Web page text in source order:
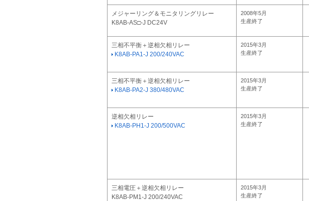
メジャーリング＆モニタリングリレー
K8AB-AS□-J DC24V
2008年5月
生産終了
三相不平衡＋逆相欠相リレー
K8AB-PA1-J 200/240VAC
2015年3月
生産終了
三相不平衡＋逆相欠相リレー
K8AB-PA2-J 380/480VAC
2015年3月
生産終了
逆相欠相リレー
K8AB-PH1-J 200/500VAC
2015年3月
生産終了
三相電圧＋逆相欠相リレー
K8AB-PM1-J 200/240VAC
2015年3月
生産終了